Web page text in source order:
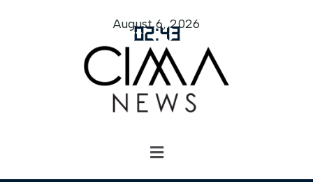
02:43
August 6, 2026